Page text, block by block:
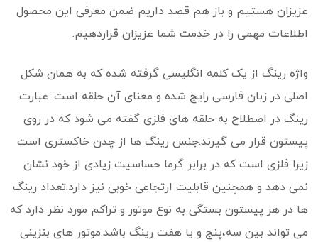
عزیزان هستیم و باز هم قصد داریم ضمن معرفی این محصول
اطلاعات مهمی را در خدمت شما عزیزان قراردهیم.
واژه رینگ از یک کلمه انگلیسی گرفته شده که به همان شکل
اصلی در زبان فارسی رایج شده و معنای آن حلقه است. عبارت
رینگ در اصطلاح به حلقه های فلزی گفته می شود که در روی
پیستون قرار می گیرند.جنس رینگ ها از چدن خاکستری است
زیرا فلزی است که در برابر گرما حساسیت زیادی از خود نشان
نمی دهد و همچنین قابلیت ارتجاعی خوبی نیز دارد.تعداد رینگ
ها در هر پیستون بستگی به نوع موتور و تراکم مورد نظر دارد که
می تواند بین سه،پنج و یا هفت رینگ باشد.موتور های بنزینی